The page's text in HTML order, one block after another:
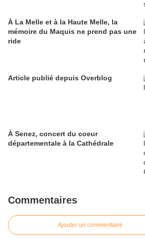
À La Melle et à la Haute Melle, la
mémoire du Maquis ne prend pas une
ride
Article publié depuis Overblog
À Senez, concert du coeur
départementale à la Cathédrale
Commentaires
Ajouter un commentaire